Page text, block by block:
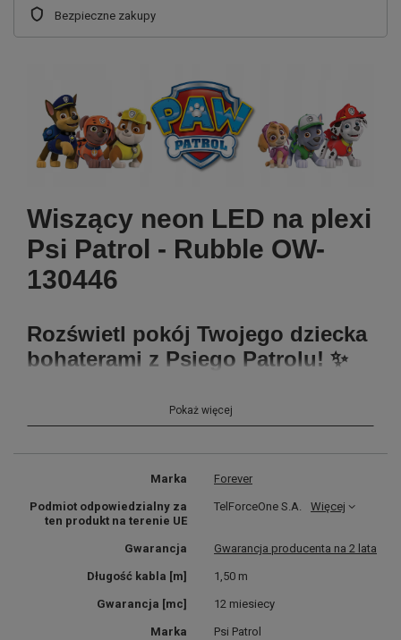
Bezpieczne zakupy
Wiszący neon LED na plexi
Psi Patrol - Rubble OW-
130446
Rozświetl pokój Twojego dziecka
bohaterami z Psiego Patrolu! ✨
Twojego dziecka zyskał
wyjątkowy, magiczny klimat?
Teraz to możliwe! Nasze neony z
ulubionymi bohaterami Psiego
Patrolu to idealny dodatek, który
zachwyci każdego małego fana
tej niezwykłej ekipy.
Wyjątkowy design – z ulubieńcami dziecięcych bajek.
wysokiej jakości materiałów, bezpiecznych dla dzieci,
Pokaż więcej
Marka Forever
Podmiot odpowiedzialny za
ten produkt na terenie UE
TelForceOne S.A. Więcej
Gwarancja Gwarancja producenta na 2 lata
Długość kabla [m] 1,50 m
Gwarancja [mc] 12 miesiecy
Marka Psi Patrol